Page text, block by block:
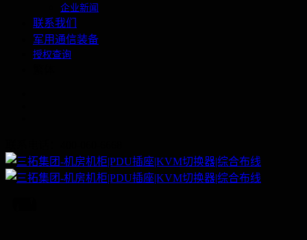
企业新闻
联系我们
军用通信装备
授权查询